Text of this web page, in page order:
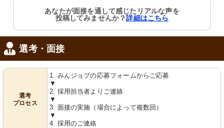
あなたが面接を通して感じたリアルな声を
投稿してみませんか？詳細はこちら
選考・面接
選考
プロセス
1. みんジョブの応募フォームからご応募
▼
2. 採用担当者よりご連絡
▼
3. 面接の実施（場合によって複数回）
▼
4. 採用のご連絡